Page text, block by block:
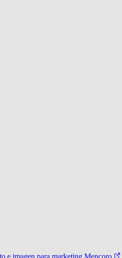
e imagen para marketing Mencoro